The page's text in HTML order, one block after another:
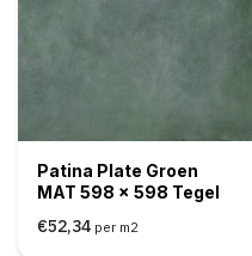
Patina Plate Groen
MAT 598 x 598 Tegel
€52,34 per m2